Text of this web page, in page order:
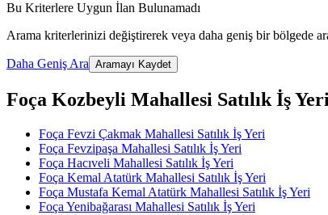
Bu Kriterlere Uygun İlan Bulunamadı
Arama kriterlerinizi değiştirerek veya daha geniş bir bölgede
Daha Geniş Ara Aramayı Kaydet
Foça Kozbeyli Mahallesi Satılık İş
Foça Fevzi Çakmak Mahallesi Satılık İş Yeri
Foça Fevzipaşa Mahallesi Satılık İş Yeri
Foça Hacıveli Mahallesi Satılık İş Yeri
Foça Kemal Atatürk Mahallesi Satılık İş Yeri
Foça Mustafa Kemal Atatürk Mahallesi Satılık İş Yeri
Foça Yenibağarası Mahallesi Satılık İş Yeri